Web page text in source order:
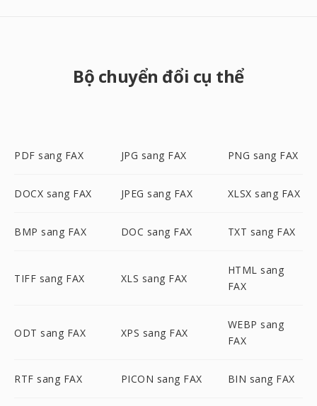
Bộ chuyển đổi cụ thể
PDF sang FAX JPG sang FAX PNG sang FAX
DOCX sang FAX JPEG sang FAX XLSX sang FAX
BMP sang FAX DOC sang FAX TXT sang FAX
TIFF sang FAX XLS sang FAX
HTML sang
FAX
ODT sang FAX XPS sang FAX
WEBP sang
FAX
RTF sang FAX PICON sang FAX BIN sang FAX